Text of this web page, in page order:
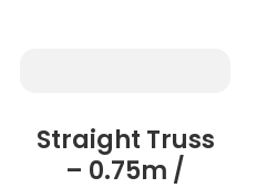
Straight Truss
– 0.75m /